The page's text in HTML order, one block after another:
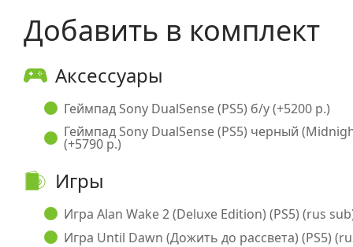
Добавить в комплект
Аксессуары
Геймпад Sony DualSense (PS5) б/у (+5200 р.)
Геймпад Sony DualSense (PS5) черный
(+5790 р.)
Игры
Игра Alan Wake 2 (Deluxe Edition) (PS5) (rus
Игра Until Dawn (Дожить до рассвета) (PS5)